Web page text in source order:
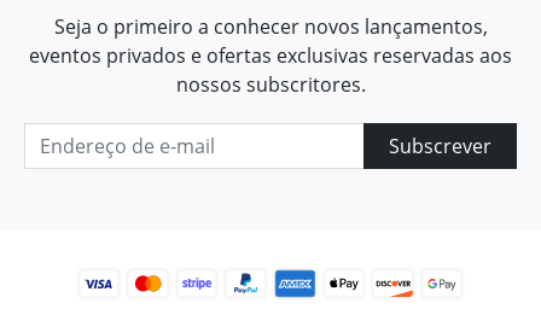
Seja o primeiro a conhecer novos lançamentos,
eventos privados e ofertas exclusivas reservadas aos
nossos subscritores.
Subscrever